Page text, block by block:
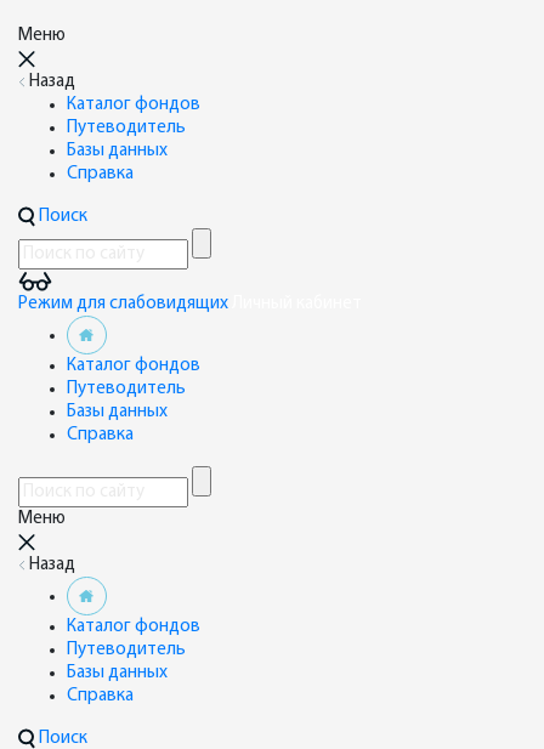
Меню
Назад
Каталог фондов
Путеводитель
Базы данных
Справка
Поиск
Режим для слабовидящих
Каталог фондов
Путеводитель
Базы данных
Справка
Меню
Назад
Каталог фондов
Путеводитель
Базы данных
Справка
Поиск